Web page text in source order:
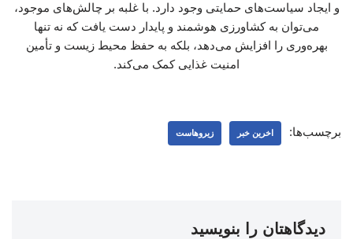
و ایجاد سیاست‌های حمایتی وجود دارد. با غلبه بر چالش‌های موجود،
می‌توان به کشاورزی هوشمند و پایدار دست یافت که نه تنها
بهره‌وری را افزایش می‌دهد، بلکه به حفظ محیط زیست و تأمین
امنیت غذایی کمک می‌کند.
برچسب‌ها: اخرین خبر زیروهاست
دیدگاهتان را بنویسید